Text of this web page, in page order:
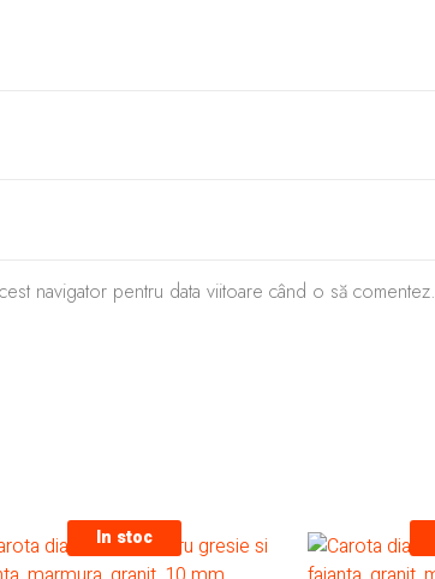
navigator pentru data viitoare când o să comentez.
In stoc